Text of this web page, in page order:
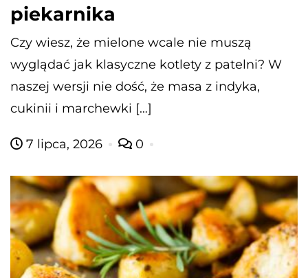
piekarnika
Czy wiesz, że mielone wcale nie muszą
wyglądać jak klasyczne kotlety z patelni? W
naszej wersji nie dość, że masa z indyka,
cukinii i marchewki […]
7 lipca, 2026 0